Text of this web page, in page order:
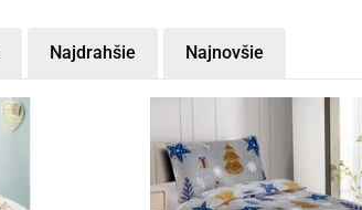
Najdrahšie Najnovšie